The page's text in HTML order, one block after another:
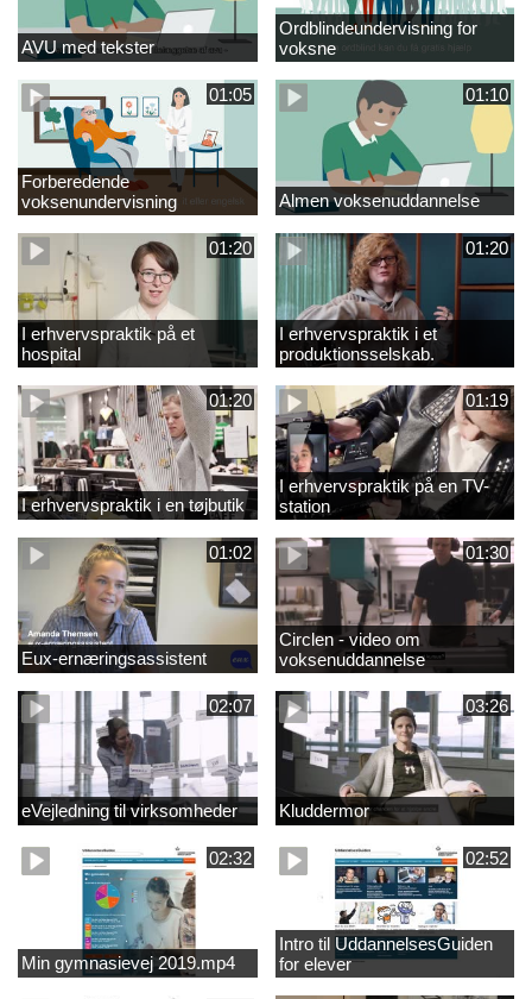
AVU med tekster
Ordblindeundervisning for
voksne
01:05
Forberedende
voksenundervisning
01:10
Almen voksenuddannelse
01:20
I erhvervspraktik på et
hospital
01:20
I erhvervspraktik i et
produktionsselskab.
01:20
I erhvervspraktik i en tøjbutik
01:19
I erhvervspraktik på en TV-
station
01:02
Eux-ernæringsassistent
01:30
Circlen - video om
voksenuddannelse
02:07
eVejledning til virksomheder
03:26
Kluddermor
02:32
Min gymnasievej 2019.mp4
02:52
Intro til UddannelsesGuiden
for elever